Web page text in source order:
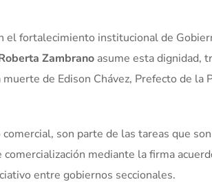
el fortalecimiento institucional de
Zambrano asume esta dignidad,
de Edison Chávez, Prefecto de la
son parte de las tareas que
mediante la firma
entre gobiernos seccionales.